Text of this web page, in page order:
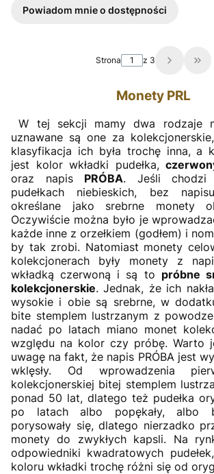
Powiadom mnie o dostępności
Strona z 3
Monety PRL
W tej sekcji mamy dwa rodzaje
uznawane są one za
klasyfikacja ich była trochę inna, a
jest kolor wkładki pudełka,
oraz napis PRÓBA. Jeśli
pudełkach niebieskich, bez
określane jako srebrne monety
Oczywiście można było je
każde inne z orzełkiem (godłem) i
by tak zrobi. Natomiast monety
kolekcjonerach były monety z
wkładką czerwoną i są to próbne
kolekcjonerskie. Jednak, że ich
wysokie i obie są srebrne, w
bite stemplem lustrzanym z
nadać po latach miano monet
względu na kolor czy próbę. Warto
uwagę na fakt, że napis PRÓBA jest
wklęsły. Od wprowadzenia
kolekcjonerskiej bitej stemplem
ponad 50 lat, dlatego też pudełka
po latach albo popękały, albo
porysowały się, dlatego nierzadko
monety do zwykłych kapsli. Na
odpowiedniki kwadratowych
koloru wkładki trochę różni się od